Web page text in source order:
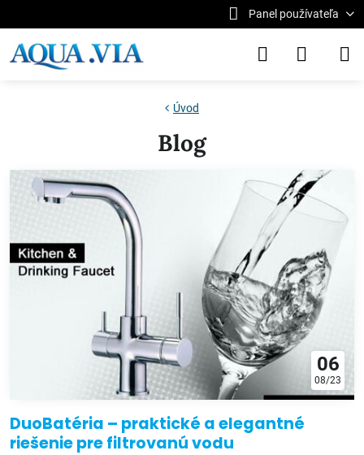
Panel používateľa
Úvod
Blog
06
08/23
DuoBatéria – praktické a elegantné
riešenie pre filtrovanú vodu